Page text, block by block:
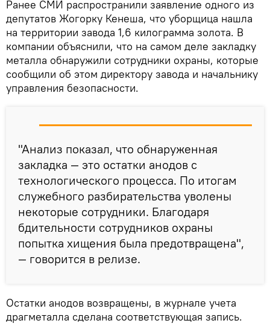
Ранее СМИ распространили заявление одного из
депутатов Жогорку Кенеша, что уборщица нашла
на территории завода 1,6 килограмма золота. В
компании объяснили, что на самом деле закладку
металла обнаружили сотрудники охраны, которые
сообщили об этом директору завода и начальнику
управления безопасности.
"Анализ показал, что обнаруженная
закладка — это остатки анодов с
технологического процесса. По итогам
служебного разбирательства уволены
некоторые сотрудники. Благодаря
бдительности сотрудников охраны
попытка хищения была предотвращена",
— говорится в релизе.
Остатки анодов возвращены, в журнале учета
драгметалла сделана соответствующая запись.